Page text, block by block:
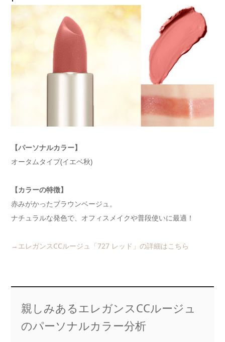
【パーソナルカラー】
オータムタイプ(イエベ秋)
【カラーの特徴】
赤みがかったブラウンベージュ。
ナチュラルな発色で、オフィスメイクや普段使いに最適！
→エレガンスCCルージュ「727 レッド」の詳細はこちら
親しみあるエレガンスCCルージュ
のパーソナルカラー分析